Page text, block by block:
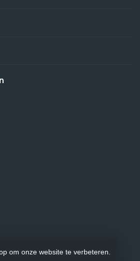
om onze website te verbeteren.